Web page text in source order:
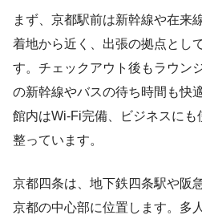
まず、京都駅前は新幹線や在来
着地から近く、出張の拠点とし
す。チェックアウト後もラウン
の新幹線やバスの待ち時間も快
館内はWi-Fi完備、ビジネスに
整っています。
京都四条は、地下鉄四条駅や阪
京都の中心部に位置します。多